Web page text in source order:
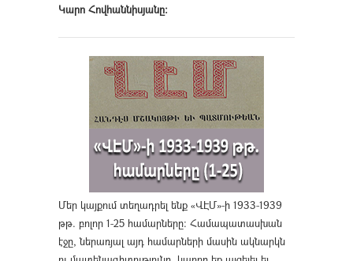
Կարո Հովհաննիսյանը։
Մեր կայքում տեղադրել ենք «ՎԷՄ»-ի 1933-1939
թթ. բոլոր 1-25 համարները։ Համապատասխան
էջը, ներառյալ այդ համարների մասին ակնարկն